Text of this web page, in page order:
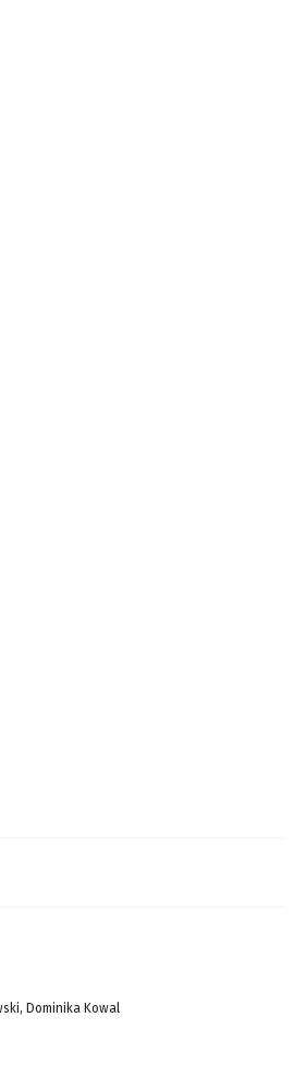
Dominika Kowal